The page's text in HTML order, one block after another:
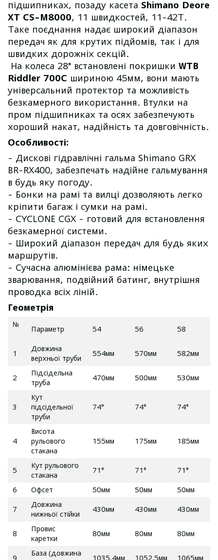
підшипниках, позаду касета Shimano Deore
XT CS-M8000, 11 швидкостей, 11-42T.
Таке поєднання надає широкий діапазон
передач як для крутих підйомів, так і для
швидких дорожніх секцій.
На колеса 28" встановлені покришки WTB
Riddler 700C шириною 45мм, вони мають
універсальний протектор та можливість
безкамерного використання. Втулки на
пром підшипниках та осях забезпечують
хороший накат, надійність та довговічність.
Особливості:
- Дискові гідравлічні гальма Shimano GRX
BR-RX400, забезпечать надійне гальмування
в будь яку погоду.
- Бонки на рамі та вилці дозволяють легко
кріпити багаж і сумки на рамі.
- CYCLONE CGX - готовий для встановлення
безкамерної системи.
- Широкий діапазон передач для будь яких
маршрутів.
- Сучасна алюмінієва рама: німецьке
зварювання, подвійний батинг, внутрішня
проводка всіх ліній.
Геометрія
№
Параметр 54 56 58
1
Довжина
верхньої труби
554мм 570мм 582мм
2
Підсідельна
труба
470мм 500мм 530мм
3
Кут
підсідельної
труби
74° 74° 74°
4
Висота
рульового
стакана
155мм 175мм 185мм
5
Кут рульового
стакана
71° 71° 71°
6 Офсет 50мм 50мм 50мм
7
Довжина
нижньої стійки
430мм 430мм 430мм
8
Провис
каретки
80мм 80мм 80мм
9
База (довжина
1035.4мм 1052.5мм 1065мм